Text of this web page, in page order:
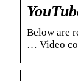
Below are
… Video